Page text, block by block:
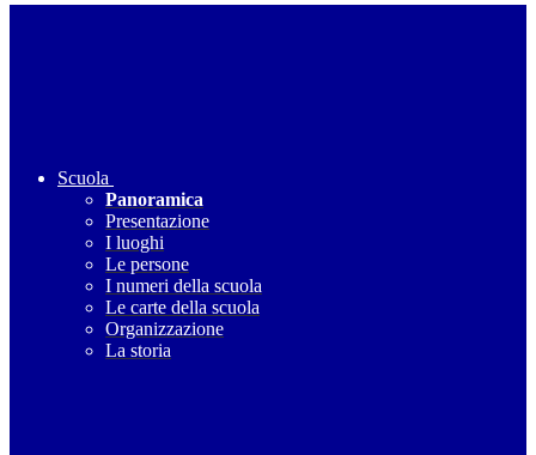
Scuola
Panoramica
Presentazione
I luoghi
Le persone
I numeri della scuola
Le carte della scuola
Organizzazione
La storia